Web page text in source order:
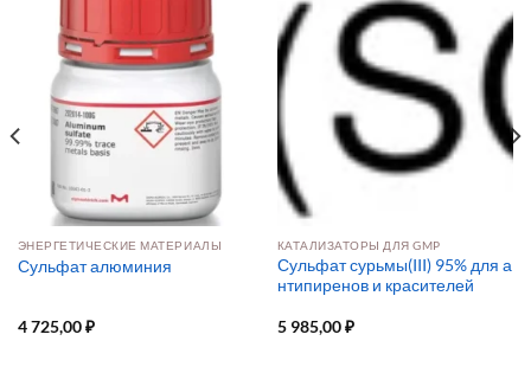
ЭНЕРГЕТИЧЕСКИЕ МАТЕРИАЛЫ
Сульфат алюминия
4 725,00₽
КАТАЛИЗАТОРЫ ДЛЯ GMP
Сульфат сурьмы(III) 95% для а
нтипиренов и красителей
5 985,00₽